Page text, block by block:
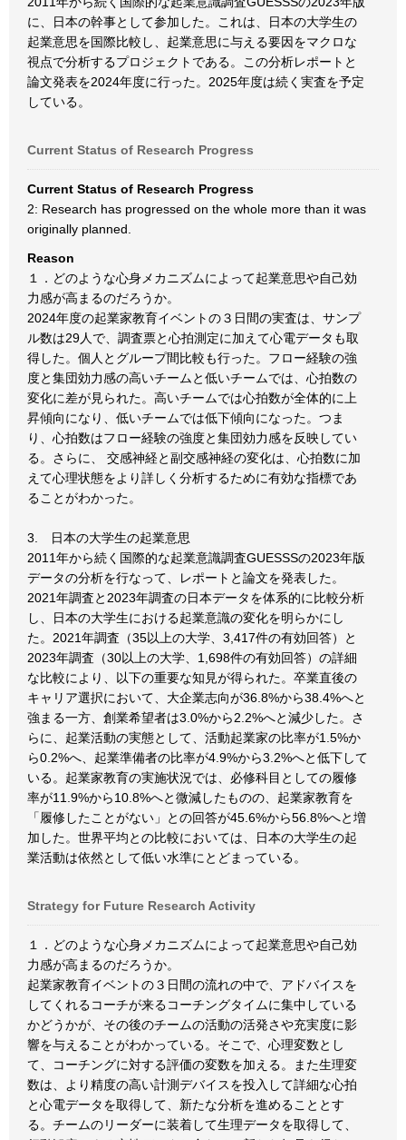
に、日本の幹事として参加した。これは、日本の大学生の
起業意思を国際比較し、起業意思に与える要因をマクロな
視点で分析するプロジェクトである。この分析レポートと
論文発表を2024年度に行った。2025年度は続く実査を予定
している。
Current Status of Research Progress
Current Status of Research Progress
2: Research has progressed on the whole more than it was
originally planned.
Reason
１．どのような心身メカニズムによって起業意思や自己効
力感が高まるのだろうか。
2024年度の起業家教育イベントの３日間の実査は、サンプ
ル数は29人で、調査票と心拍測定に加えて心電データも取
得した。個人とグループ間比較も行った。フロー経験の強
度と集団効力感の高いチームと低いチームでは、心拍数の
変化に差が見られた。高いチームでは心拍数が全体的に上
昇傾向になり、低いチームでは低下傾向になった。つま
り、心拍数はフロー経験の強度と集団効力感を反映してい
る。さらに、 交感神経と副交感神経の変化は、心拍数に加
えて心理状態をより詳しく分析するために有効な指標であ
ることがわかった。
3. 日本の大学生の起業意思
2011年から続く国際的な起業意識調査GUESSSの2023年版
データの分析を行なって、レポートと論文を発表した。
2021年調査と2023年調査の日本データを体系的に比較分析
し、日本の大学生における起業意識の変化を明らかにし
た。2021年調査（35以上の大学、3,417件の有効回答）と
2023年調査（30以上の大学、1,698件の有効回答）の詳細
な比較により、以下の重要な知見が得られた。卒業直後の
キャリア選択において、大企業志向が36.8%から38.4%へと
強まる一方、創業希望者は3.0%から2.2%へと減少した。さ
らに、起業活動の実態として、活動起業家の比率が1.5%か
ら0.2%へ、起業準備者の比率が4.9%から3.2%へと低下して
いる。起業家教育の実施状況では、必修科目としての履修
率が11.9%から10.8%へと微減したものの、起業家教育を
「履修したことがない」との回答が45.6%から56.8%へと増
加した。世界平均との比較においては、日本の大学生の起
業活動は依然として低い水準にとどまっている。
Strategy for Future Research Activity
１．どのような心身メカニズムによって起業意思や自己効
力感が高まるのだろうか。
起業家教育イベントの３日間の流れの中で、アドバイスを
してくれるコーチが来るコーチングタイムに集中している
かどうかが、その後のチームの活動の活発さや充実度に影
響を与えることがわかっている。そこで、心理変数とし
て、コーチングに対する評価の変数を加える。また生理変
数は、より精度の高い計測デバイスを投入して詳細な心拍
と心電データを取得して、新たな分析を進めることとす
る。チームのリーダーに装着して生理データを取得して、